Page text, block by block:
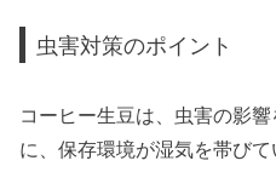
虫害対策のポイント
コーヒー生豆は、虫害の影
に、保存環境が湿気を帯び